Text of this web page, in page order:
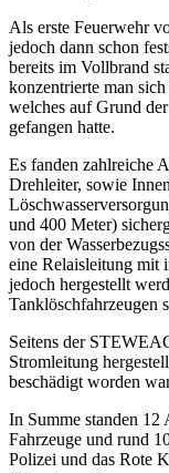
Als erste Feuerwehr
jedoch dann schon
bereits im Vollbrand
konzentrierte man
welches auf Grund
gefangen hatte.
Es fanden zahlreiche
Drehleiter, sowie
und 400 Meter)
von der
eine Relaisleitung mit
jedoch hergestellt
Tanklöschfahrzeugen
Seitens der
Stromleitung
beschädigt worden
In Summe standen 12
Fahrzeuge und rund
Polizei und das Rote